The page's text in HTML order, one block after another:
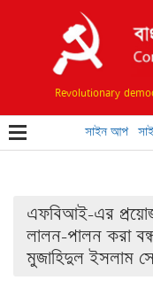
Revolutionary
সাইন আপ
এফবিআই-এর
লালন-পালন করা
মুজাহিদুল ইসলাম